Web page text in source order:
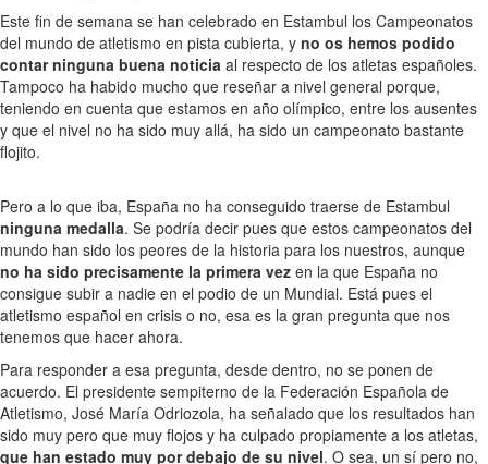
Este fin de semana se han celebrado en Estambul los Campeonatos
del mundo de atletismo en pista cubierta, y no os hemos podido
contar ninguna buena noticia al respecto de los atletas españoles.
Tampoco ha habido mucho que reseñar a nivel general porque,
teniendo en cuenta que estamos en año olímpico, entre los ausentes
y que el nivel no ha sido muy allá, ha sido un campeonato bastante
flojito.
Pero a lo que iba, España no ha conseguido traerse de Estambul
ninguna medalla. Se podría decir pues que estos campeonatos del
mundo han sido los peores de la historia para los nuestros, aunque
no ha sido precisamente la primera vez en la que España no
consigue subir a nadie en el podio de un Mundial. Está pues el
atletismo español en crisis o no, esa es la gran pregunta que nos
tenemos que hacer ahora.
Para responder a esa pregunta, desde dentro, no se ponen de
acuerdo. El presidente sempiterno de la Federación Española de
Atletismo, José María Odriozola, ha señalado que los resultados han
sido muy pero que muy flojos y ha culpado propiamente a los atletas,
que han estado muy por debajo de su nivel. O sea, un sí pero no,